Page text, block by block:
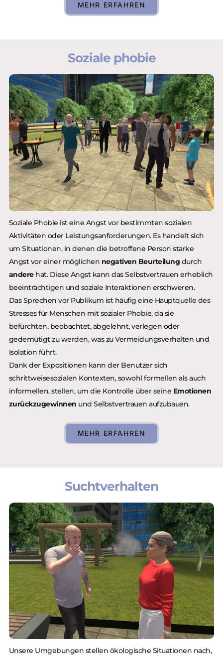
MEHR ERFAHREN
Soziale phobie
Soziale Phobie ist eine Angst vor bestimmten sozialen
Aktivitäten oder Leistungsanforderungen. Es handelt sich
um Situationen, in denen die betroffene Person starke
Angst vor einer möglichen negativen Beurteilung durch
anderehat. Diese Angst kann das Selbstvertrauen erheblich
beeinträchtigen und soziale Interaktionen erschweren.
Das Sprechen vor Publikum ist häufig eine Hauptquelle des
Stresses für Menschen mit sozialer Phobie, da sie
befürchten, beobachtet, abgelehnt, verlegen oder
gedemütigt zu werden, was zu Vermeidungsverhalten und
Isolation führt.
Dank der Expositionen kann der Benutzer sich
schrittweisesozialen Kontexten, sowohl formellen als auch
informellen, stellen, um die Kontrolle über seine Emotionen
zurückzugewinnen und Selbstvertrauen aufzubauen.
MEHR ERFAHREN
Suchtverhalten
Unsere Umgebungen stellen ökologische Situationen nach,